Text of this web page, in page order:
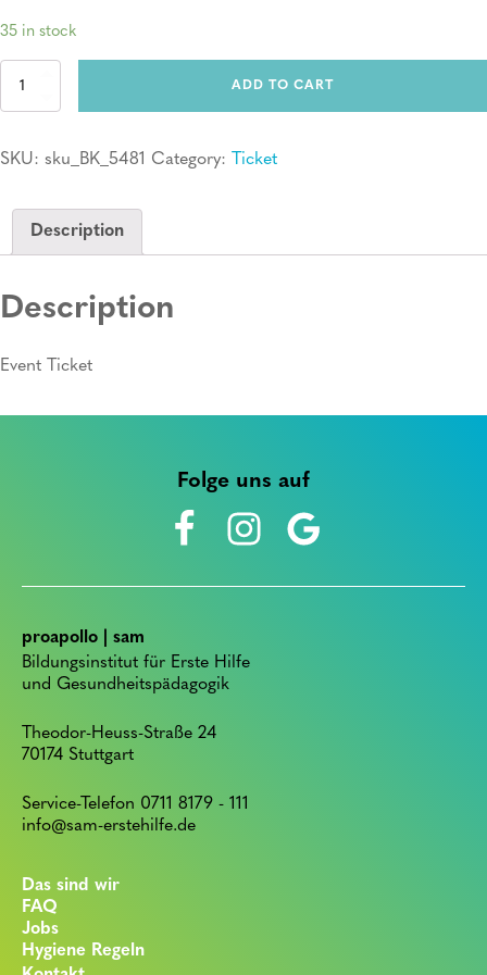
35 in stock
Ticket:
quantity
ADD TO CART
SKU: sku_BK_5481 Category: Ticket
Description
Description
Event Ticket
Folge uns auf
proapollo | sam
Bildungsinstitut für Erste Hilfe
und Gesundheitspädagogik
Theodor-Heuss-Straße 24
70174 Stuttgart
Service-Telefon 0711 8179 - 111
info@sam-erstehilfe.de
Das sind wir
FAQ
Jobs
Hygiene Regeln